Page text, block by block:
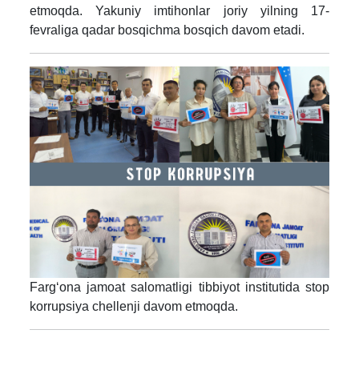
etmoqda.Yakuniy imtihonlar joriy yilning 17-
fevraliga qadar bosqichma bosqich davom etadi.
Fargʻona jamoat salomatligi tibbiyot institutida stop
korrupsiya chellenji davom etmoqda.